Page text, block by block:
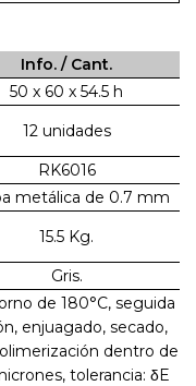
Info. / Cant.
50 x 60 x 54.5 h
12 unidades
RK6016
metálica de 0.7 mm
15.5 Kg.
Gris.
de 180°C, seguida
enjuagado, secado,
dentro de
tolerancia: δE